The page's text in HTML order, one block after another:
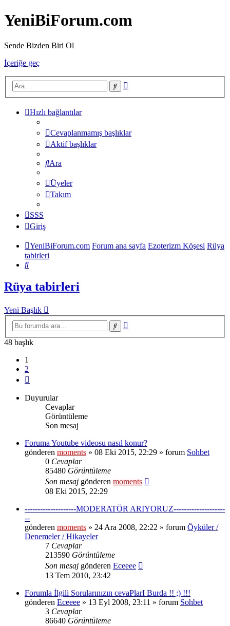
YeniBiForum.com
Sende Bizden Biri Ol
İçeriğe geç
Ara
Hızlı bağlantılar
Cevaplanmamış başlıklar
Aktif başlıklar
Ara
Üyeler
Takım
SSS
Giriş
YeniBiForum.com Forum ana sayfa Ezoterizm Köşesi Rüya
tabirleri
Ara
Rüya tabirleri
Yeni Başlık
Ara
48 başlık
1
2
Duyurular
Cevaplar
Görüntüleme
Son mesaj
Foruma Youtube videosu nasıl konur?
gönderen moments » 08 Eki 2015, 22:29 » forum Sohbet
0 Cevaplar
85480 Görüntüleme
Son mesaj gönderen moments
08 Eki 2015, 22:29
--------------------MODERATÖR ARIYORUZ--------------------
--
gönderen moments » 24 Ara 2008, 22:22 » forum Öyküler /
Denemeler / Hikayeler
7 Cevaplar
213590 Görüntüleme
Son mesaj gönderen Eceeee
13 Tem 2010, 23:42
Forumla İlgili Sorularınızın cevaPlarI Burda !! ;) !!!
gönderen Eceeee » 13 Eyl 2008, 23:11 » forum Sohbet
3 Cevaplar
86640 Görüntüleme